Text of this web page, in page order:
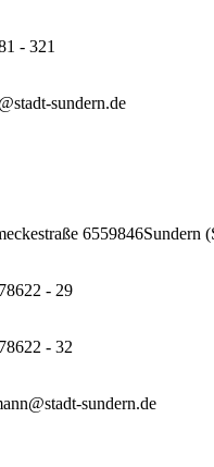
- 321
sundern.de
6559846Sundern
- 29
- 32
sundern.de